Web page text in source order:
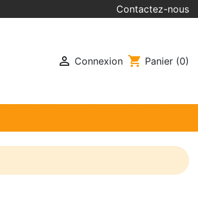
Contactez-nous
 Connexion shopping_cart Panier (0)